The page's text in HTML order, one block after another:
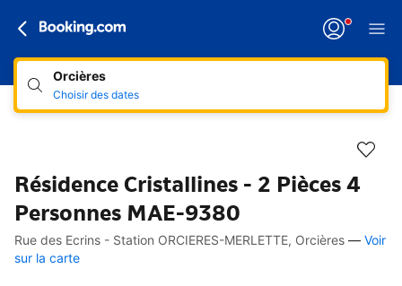
Orcières
Choisir des dates
Résidence Cristallines - 2 Pièces 4
Personnes MAE-9380
Accès rapides
Aller à la description
Aller aux équipements
Aller aux hébergements
Aller aux conditions
Rue des Ecrins - Station ORCIERES-MERLETTE, Orcières — Voir
sur la carte